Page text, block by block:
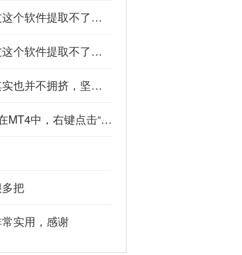
你好，朋友这个软件提取不了如果你看到了，能不能把这个纯净版的发我邮箱里不
你好，朋友这个软件提取不了如果你看到了，能不能把这个纯净版的发我邮箱里不
成功道路其实也并不拥挤，坚持下去的人，少之又少,说的真好
1准备数据在MT4中，右键点击“账户历史” → 选择“保存为详细户口结单” → 保存为一个HTML文件。用Excel打开这个HTML文件，或者打开它并复制全部内容，粘贴到一个空白Excel工作表中。2使用你的.xlsm文件打开你已经保存好的“MT4报表合并神器.xlsm”文件。将上一步中未处理的两行数据，复制并粘贴到这个.xlsm文件的第一个工作表中。3运行宏在Excel中，按快捷键 Alt + F8 打开“宏”对话框。选择名为 MergeMT4Statement_Ultimate 的宏，然后点击“执行”或“运行”。4完成宏运行后，你会发现原本错位成两行的数据，已经自动合并成一行了。
把
实用，感谢